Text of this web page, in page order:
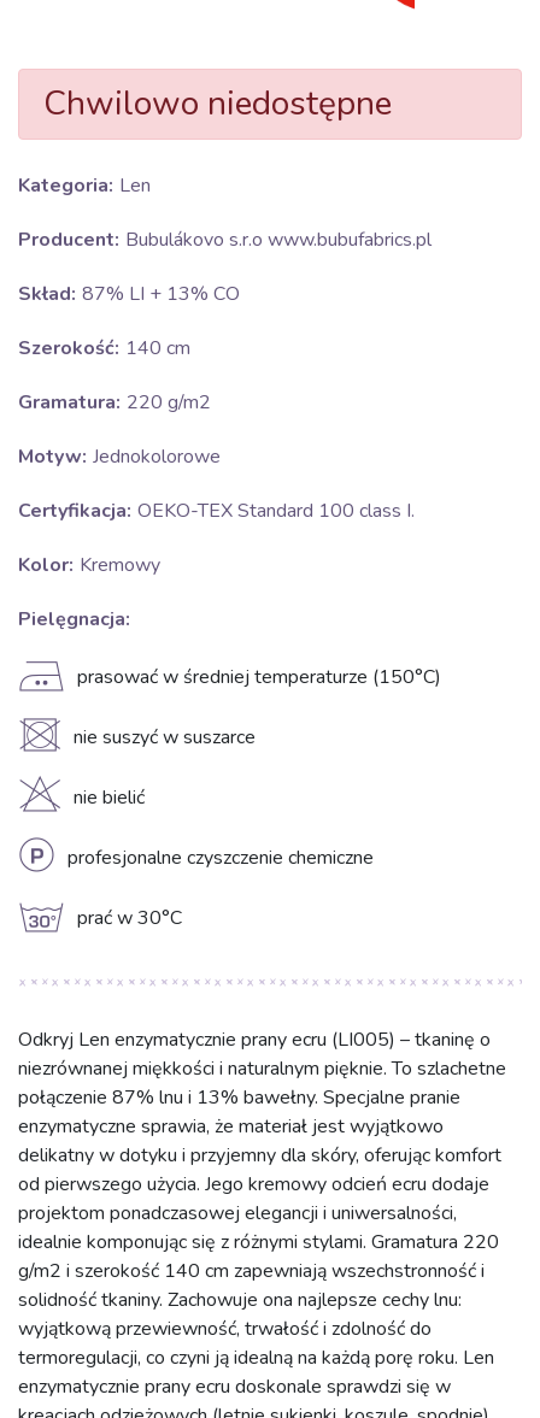
Chwilowo niedostępne
Kategoria: Len
Producent: Bubulákovo s.r.o www.bubufabrics.pl
Skład: 87% LI + 13% CO
Szerokość: 140 cm
Gramatura: 220 g/m2
Motyw: Jednokolorowe
Certyfikacja: OEKO-TEX Standard 100 class I.
Kolor: Kremowy
Pielęgnacja:
E prasować w średniej temperaturze (150°C)
U nie suszyć w suszarce
H nie bielić
L profesjonalne czyszczenie chemiczne
g prać w 30°C
Odkryj Len enzymatycznie prany ecru (LI005) – tkaninę o
niezrównanej miękkości i naturalnym pięknie. To szlachetne
połączenie 87% lnu i 13% bawełny. Specjalne pranie
enzymatyczne sprawia, że materiał jest wyjątkowo
delikatny w dotyku i przyjemny dla skóry, oferując komfort
od pierwszego użycia. Jego kremowy odcień ecru dodaje
projektom ponadczasowej elegancji i uniwersalności,
idealnie komponując się z różnymi stylami. Gramatura 220
g/m2 i szerokość 140 cm zapewniają wszechstronność i
solidność tkaniny. Zachowuje ona najlepsze cechy lnu:
wyjątkową przewiewność, trwałość i zdolność do
termoregulacji, co czyni ją idealną na każdą porę roku. Len
enzymatycznie prany ecru doskonale sprawdzi się w